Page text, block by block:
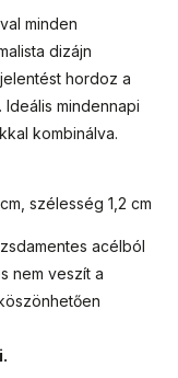
minden
dizájn
hordoz a
mindennapi
kombinálva.
szélesség 1,2 cm
acélból
nem veszít a